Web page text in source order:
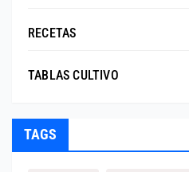
RECETAS
TABLAS CULTIVO
TAGS